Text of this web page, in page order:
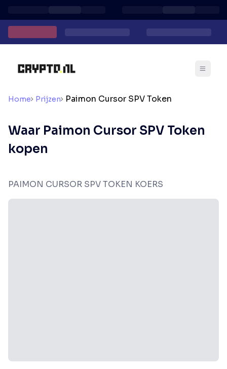
Home Prijzen Paimon Cursor SPV Token
Waar Paimon Cursor SPV Token
kopen
PAIMON CURSOR SPV TOKEN KOERS